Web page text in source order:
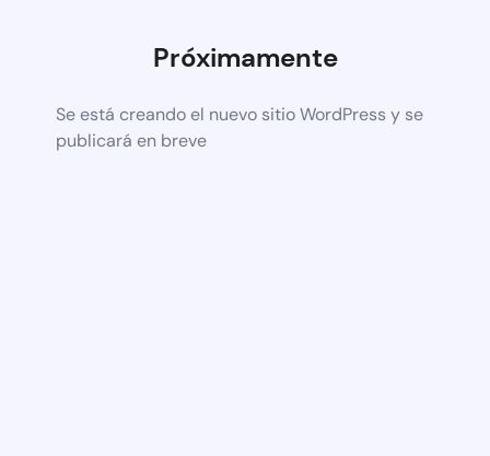
Próximamente
Se está creando el nuevo sitio WordPress y se
publicará en breve